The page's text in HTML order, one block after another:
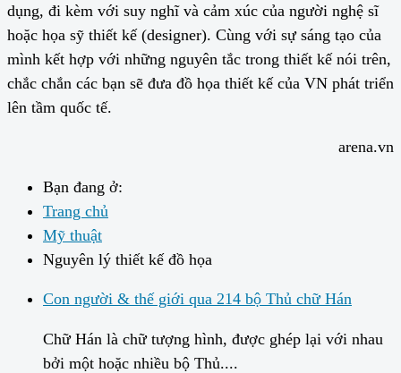
dụng, đi kèm với suy nghĩ và cảm xúc của người nghệ sĩ
hoặc họa sỹ thiết kế (designer). Cùng với sự sáng tạo của
mình kết hợp với những nguyên tắc trong thiết kế nói trên,
chắc chắn các bạn sẽ đưa đồ họa thiết kế của VN phát triển
lên tầm quốc tế.
arena.vn
Bạn đang ở:
Trang chủ
Mỹ thuật
Nguyên lý thiết kế đồ họa
Con người & thế giới qua 214 bộ Thủ chữ Hán
Chữ Hán là chữ tượng hình, được ghép lại với nhau
bởi một hoặc nhiều bộ Thủ....